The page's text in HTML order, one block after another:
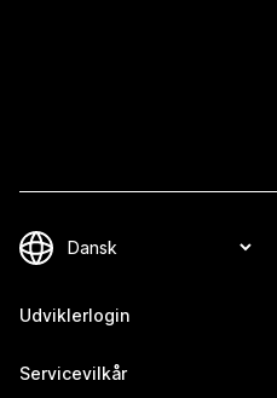
Udviklerlogin
Servicevilkår